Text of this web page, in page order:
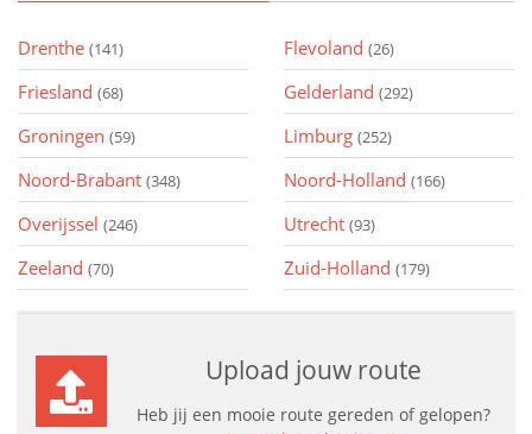
Drenthe (141) Flevoland (26)
Friesland (68) Gelderland (292)
Groningen (59) Limburg (252)
Noord-Brabant (348) Noord-Holland (166)
Overijssel (246) Utrecht (93)
Zeeland (70) Zuid-Holland (179)
Upload jouw route
Heb jij een mooie route gereden of gelopen?